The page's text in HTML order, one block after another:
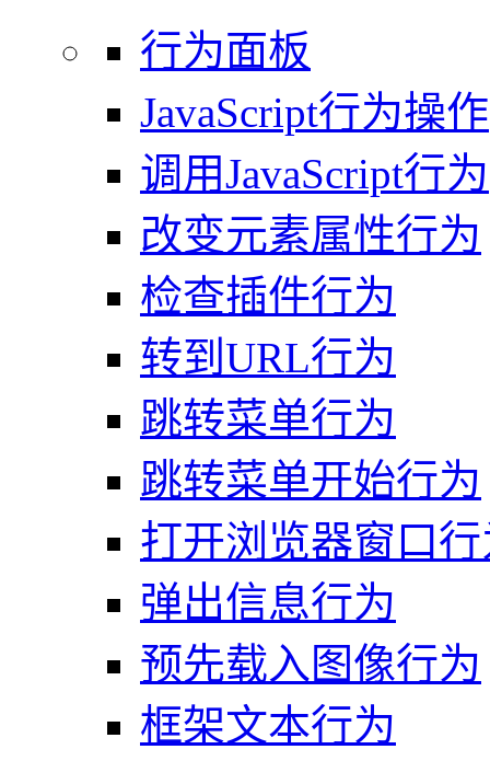
行为面板
JavaScript行为操作
调用JavaScript行为
改变元素属性行为
检查插件行为
转到URL行为
跳转菜单行为
跳转菜单开始行为
打开浏览器窗口
弹出信息行为
预先载入图像行为
框架文本行为